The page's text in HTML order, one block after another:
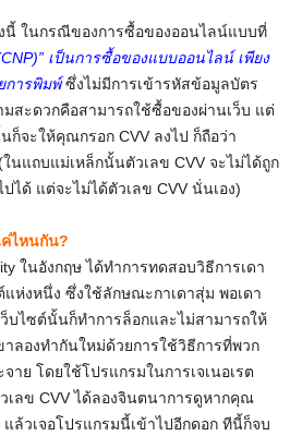
นี้ ในกรณีของการซื้อของออนไลน์แบบที่
เป็นการซื้อของแบบออนไลน์ เพียง
การพิมพ์ซึ่งไม่มีการเข้ารหัสข้อมูลบัตร
สะดวกคือสามารถใช้ซื้อของผ่านเว็บ แต่
ก็จะให้คุณกรอก CVV ลงไป ก็ถือว่า
นแถบแม่เหล็กนั้นตัวเลข CVV จะไม่ได้ถูก
ปได้ แต่จะไม่ได้ตัวเลข CVV นั่นเอง)
ไหนกัน?
ในอังกฤษ ได้ทำการทดสอบวิธีการเดา
แห่งหนึ่ง ซึ่งใช้ลักษณะกาเดาสุ่ม พอเดา
บไซต์นั้นก็ทำการล็อกและไม่สามารถให้
ลองทำกันใหม่ด้วยการใช้วิธีการที่พวก
าย โดยใช้โปรแกรมในการเจเนอเรต
เลข CVV ได้ลองจินตนาการดูหากคุณ
ล้วเจอโปรแกรมนี้เข้าไปอีกดอก ทีนี้ก็จบ